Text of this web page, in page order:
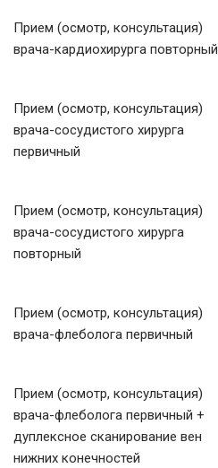
Прием (осмотр, консультация)
врача-кардиохирурга повторный
Прием (осмотр, консультация)
врача-сосудистого хирурга
первичный
Прием (осмотр, консультация)
врача-сосудистого хирурга
повторный
Прием (осмотр, консультация)
врача-флеболога первичный
Прием (осмотр, консультация)
врача-флеболога первичный +
дуплексное сканирование вен
нижних конечностей